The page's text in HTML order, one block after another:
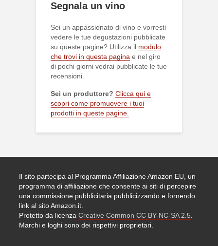
Segnala un vino
Sei un appassionato di vino e vorresti
vedere le tue degustazioni pubblicate
su queste pagine? Utilizza il modulo
che trovi in questa pagina e nel giro
di pochi giorni vedrai pubblicate le tue
recensioni.
Sei un produttore? Clicca qui e
scopri come promuovere i tuoi
prodotti in queste pagine.
Il sito partecipa al Programma Affiliazione Amazon EU, un
programma di affiliazione che consente ai siti di percepire
una commissione pubblicitaria pubblicizzando e fornendo
link al sito Amazon.it.
Protetto da licenza Creative Common CC BY-NC-SA 2.5
Marchi e loghi sono dei rispettivi proprietari.